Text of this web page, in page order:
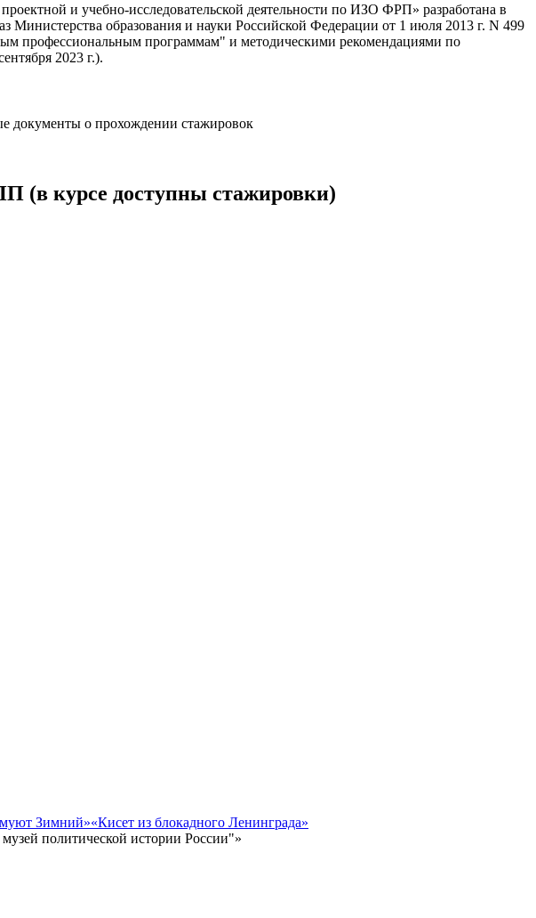
и учебно-исследовательской деятельности по ИЗО ФРП» разработана в
образования и науки Российской Федерации от 1 июля 2013 г. N 499
профессиональным программам" и методическими рекомендациями по
2023 г.).
документы о прохождении стажировок
(в курсе доступны стажировки)
Зимний»«Кисет из блокадного Ленинграда»
политической истории России"»